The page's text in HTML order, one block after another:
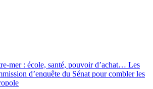
mer : école, santé, pouvoir d’achat… Les
d’enquête du Sénat pour combler les